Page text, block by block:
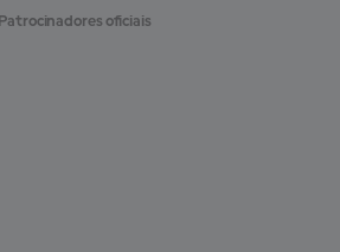
Patrocinadores oficiais